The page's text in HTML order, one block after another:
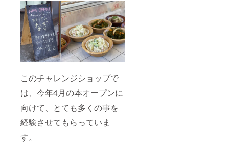
このチャレンジショップで
は、今年4月の本オープンに
向けて、とても多くの事を
経験させてもらっていま
す。